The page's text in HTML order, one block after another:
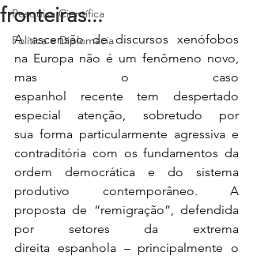
Pesquisa Científica
Política e Diplomacia
fronteiras...
A ascensão de discursos xenófobos
na Europa não é um fenômeno novo,
mas o caso
espanhol recente tem despertado
especial atenção, sobretudo por
sua forma particularmente agressiva e
contraditória com os fundamentos da
ordem democrática e do sistema
produtivo contemporâneo. A
proposta de “remigração”, defendida
por setores da extrema
direita espanhola – principalmente o